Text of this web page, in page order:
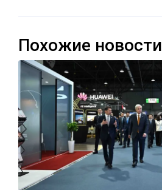
Похожие новости